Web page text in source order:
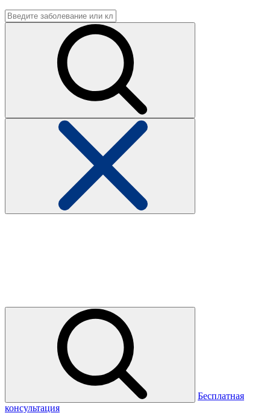
Бесплатная
консультация